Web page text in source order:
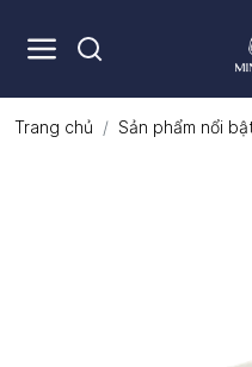
Trang chủ Sản phẩm nổi